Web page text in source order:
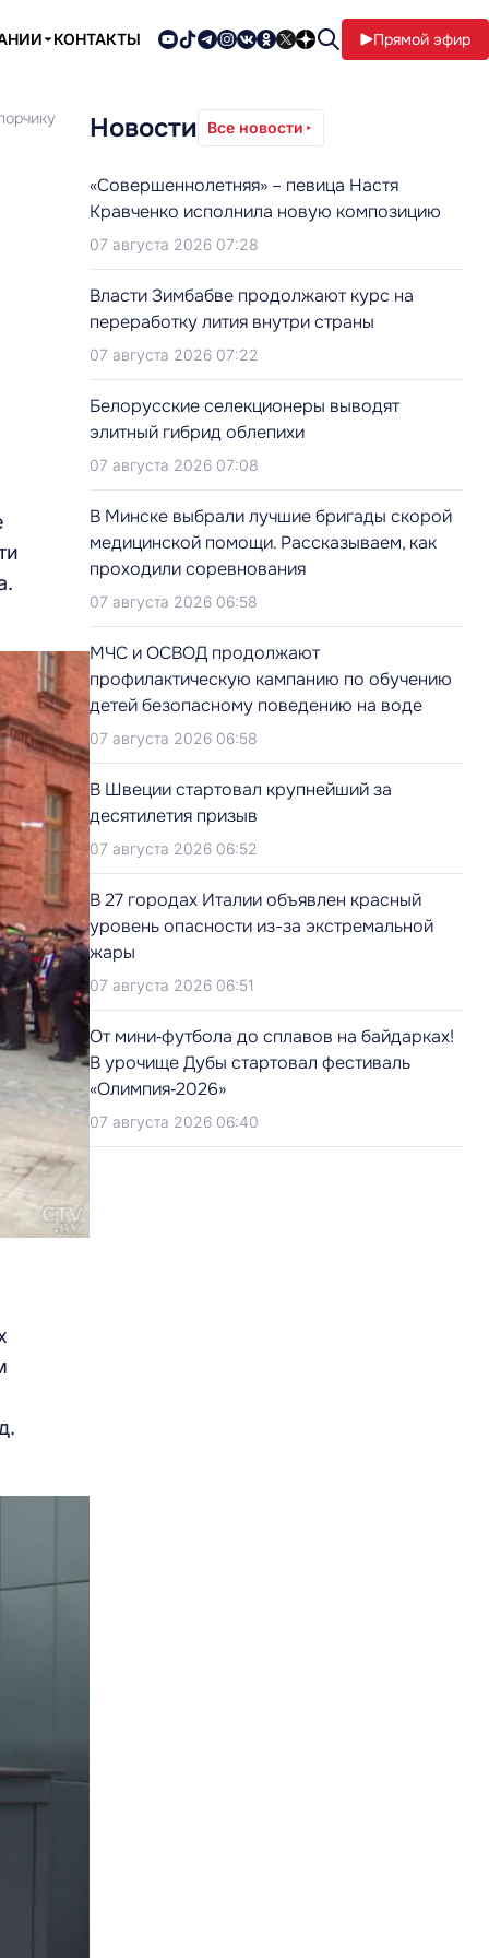
КОНТАКТЫ Прямой эфир
Новости Все новости
«Совершеннолетняя» – певица Настя
Кравченко исполнила новую композицию
07 августа 2026 07:28
Власти Зимбабве продолжают курс на
переработку лития внутри страны
07 августа 2026 07:22
Белорусские селекционеры выводят
элитный гибрид облепихи
07 августа 2026 07:08
В Минске выбрали лучшие бригады скорой
медицинской помощи. Рассказываем, как
проходили соревнования
07 августа 2026 06:58
МЧС и ОСВОД продолжают
профилактическую кампанию по обучению
детей безопасному поведению на воде
07 августа 2026 06:58
В Швеции стартовал крупнейший за
десятилетия призыв
07 августа 2026 06:52
В 27 городах Италии объявлен красный
уровень опасности из-за экстремальной
жары
07 августа 2026 06:51
От мини‑футбола до сплавов на байдарках!
В урочище Дубы стартовал фестиваль
«Олимпия‑2026»
07 августа 2026 06:40